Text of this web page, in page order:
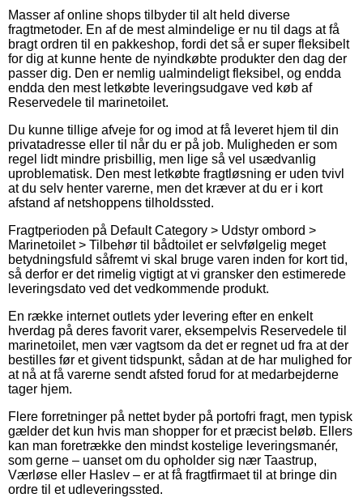
Masser af online shops tilbyder til alt held diverse
fragtmetoder. En af de mest almindelige er nu til dags at få
bragt ordren til en pakkeshop, fordi det så er super fleksibelt
for dig at kunne hente de nyindkøbte produkter den dag der
passer dig. Den er nemlig ualmindeligt fleksibel, og endda
endda den mest letkøbte leveringsudgave ved køb af
Reservedele til marinetoilet.
Du kunne tillige afveje for og imod at få leveret hjem til din
privatadresse eller til når du er på job. Muligheden er som
regel lidt mindre prisbillig, men lige så vel usædvanlig
uproblematisk. Den mest letkøbte fragtløsning er uden tvivl
at du selv henter varerne, men det kræver at du er i kort
afstand af netshoppens tilholdssted.
Fragtperioden på Default Category > Udstyr ombord >
Marinetoilet > Tilbehør til bådtoilet er selvfølgelig meget
betydningsfuld såfremt vi skal bruge varen inden for kort tid,
så derfor er det rimelig vigtigt at vi gransker den estimerede
leveringsdato ved det vedkommende produkt.
En række internet outlets yder levering efter en enkelt
hverdag på deres favorit varer, eksempelvis Reservedele til
marinetoilet, men vær vagtsom da det er regnet ud fra at der
bestilles før et givent tidspunkt, sådan at de har mulighed for
at nå at få varerne sendt afsted forud for at medarbejderne
tager hjem.
Flere forretninger på nettet byder på portofri fragt, men typisk
gælder det kun hvis man shopper for et præcist beløb. Ellers
kan man foretrække den mindst kostelige leveringsmanér,
som gerne – uanset om du opholder sig nær Taastrup,
Værløse eller Haslev – er at få fragtfirmaet til at bringe din
ordre til et udleveringssted.